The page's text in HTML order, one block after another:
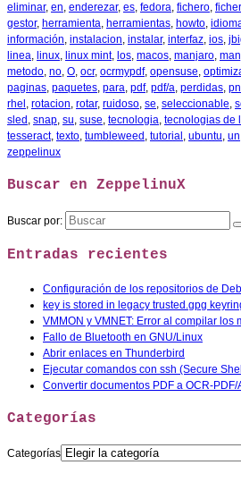
eliminar, en, enderezar, es, fedora, fichero,
gestor, herramienta, herramientas, howto,
información, instalacion, instalar, interfaz, ios,
linea, linux, linux mint, los, macos, manjaro,
metodo, no, O, ocr, ocrmypdf, opensuse,
paginas, paquetes, para, pdf, pdf/a, perdidas,
rhel , rotacion, rotar, ruidoso, se, seleccionable,
sled , snap, su, suse, tecnologia, tecnologias de
tesseract, texto, tumbleweed , tutorial , ubuntu, un
zeppelinux
Buscar en ZeppelinuX
Buscar por:
Entradas recientes
Configuración de los repositorios de
key is stored in legacy trusted.gpg
VMMON y VMNET: Error al compilar los
Fallo de Bluetooth en GNU/Linux
Abrir enlaces en Thunderbird
Ejecutar comandos con ssh (Secure
Convertir documentos PDF a OCR-PDF/
Categorías
Categorías